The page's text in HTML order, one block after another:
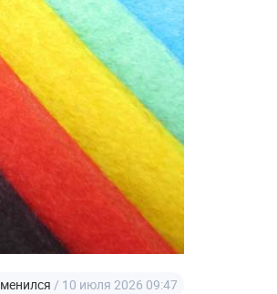
/ 10 июля 2026 09:47